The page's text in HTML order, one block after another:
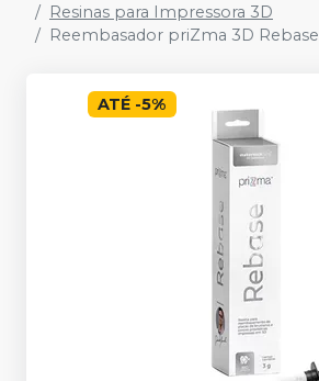
Resinas para Impressora 3D
Reembasador priZma 3D Rebase
ATÉ -5%